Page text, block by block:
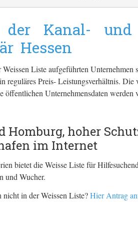
der Kanal- und
Hessen
Liste aufgeführten Unternehmen
reguläres Preis- Leistungsverhältnis.
öffentlichen Unternehmensdaten werden
Homburg, hoher
im Internet
bietet die Weisse Liste für
und Wucher.
nicht in der Weissen Liste?Hier Antrag